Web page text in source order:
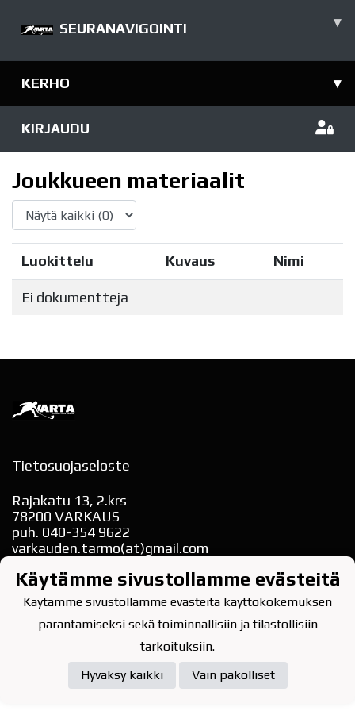
SEURANAVIGOINTI ▾
KERHO ▾
KIRJAUDU
Joukkueen materiaalit
Luokittelu Kuvaus Nimi
Ei dokumentteja
Tietosuojaseloste
Rajakatu 13, 2.krs
78200 VARKAUS
puh. 040-354 9622
varkauden.tarmo(at)gmail.com
Käytämme sivustollamme evästeitä
Käytämme sivustollamme evästeitä käyttökokemuksen
parantamiseksi sekä toiminnallisiin ja tilastollisiin
tarkoituksiin.
Hyväksy kaikki
Vain pakolliset